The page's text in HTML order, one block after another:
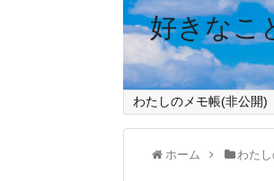
好きなこ
わたしのメモ帳(非公開)
ホーム わた